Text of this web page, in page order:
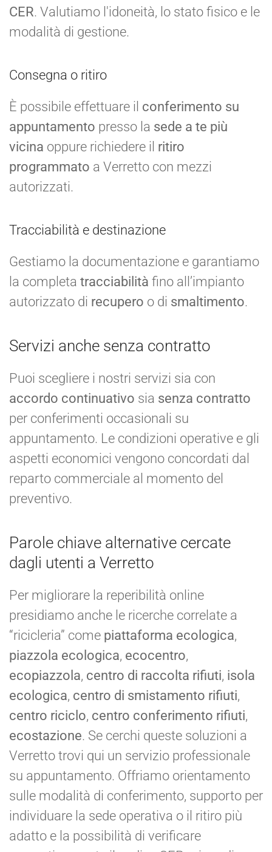
CER. Valutiamo l'idoneità, lo stato fisico e le
modalità di gestione.
Consegna o ritiro
È possibile effettuare il conferimento su
appuntamento presso la sede a te più
vicina oppure richiedere il ritiro
programmato a Verretto con mezzi
autorizzati.
Tracciabilità e destinazione
Gestiamo la documentazione e garantiamo
la completa tracciabilità fino all’impianto
autorizzato di recupero o di smaltimento.
Servizi anche senza contratto
Puoi scegliere i nostri servizi sia con
accordo continuativo sia senza contratto
per conferimenti occasionali su
appuntamento. Le condizioni operative e gli
aspetti economici vengono concordati dal
reparto commerciale al momento del
preventivo.
Parole chiave alternative cercate
dagli utenti a Verretto
Per migliorare la reperibilità online
presidiamo anche le ricerche correlate a
“ricicleria” come piattaforma ecologica,
piazzola ecologica, ecocentro,
ecopiazzola, centro di raccolta rifiuti, isola
ecologica, centro di smistamento rifiuti,
centro riciclo, centro conferimento rifiuti,
ecostazione. Se cerchi queste soluzioni a
Verretto trovi qui un servizio professionale
su appuntamento. Offriamo orientamento
sulle modalità di conferimento, supporto per
individuare la sede operativa o il ritiro più
adatto e la possibilità di verificare